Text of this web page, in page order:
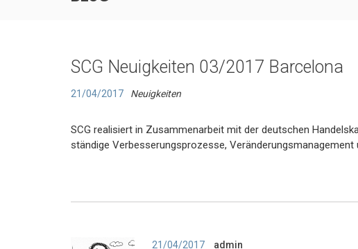
SCG Neuigkeiten 03/2017 Barcelona
21/04/2017 Neuigkeiten
SCG realisiert in Zusammenarbeit mit der deutschen
ständige Verbesserungsprozesse,
21/04/2017 Author
admin